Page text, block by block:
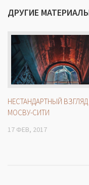
ДРУГИЕ
НЕСТАНДАРТНЫЙ
МОСВУ-СИТИ
17 ФЕВ, 2017